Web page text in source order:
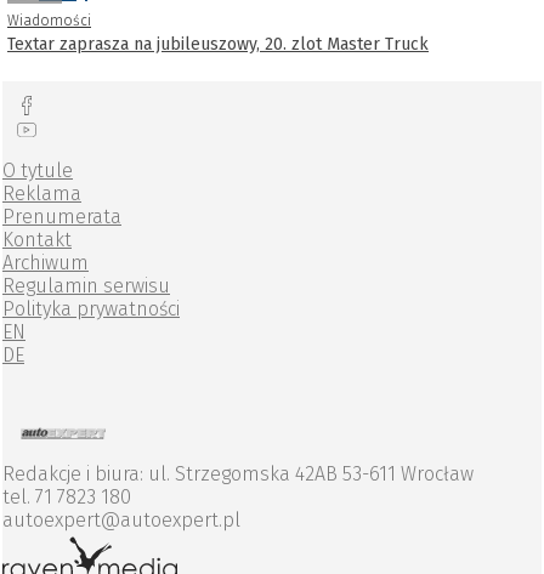
Wiadomości
Textar zaprasza na jubileuszowy, 20. zlot Master Truck
O tytule
Reklama
Prenumerata
Kontakt
Archiwum
Regulamin serwisu
Polityka prywatności
EN
DE
Redakcje i biura: ul. Strzegomska 42AB 53-611 Wrocław
tel. 71 7823 180
autoexpert@autoexpert.pl